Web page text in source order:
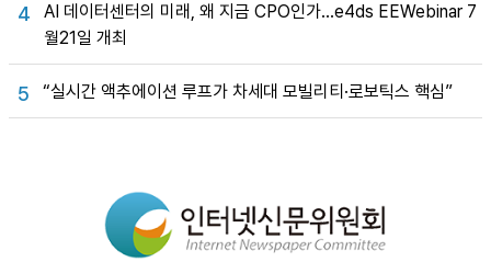
4
AI 데이터센터의 미래, 왜 지금 CPO인가…e4ds EEWebinar 7
월21일 개최
5 “실시간 액추에이션 루프가 차세대 모빌리티·로보틱스 핵심”